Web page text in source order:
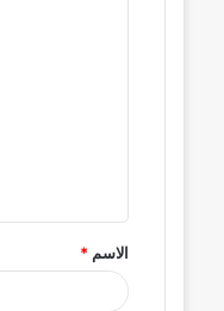
ق
*
الاسم *